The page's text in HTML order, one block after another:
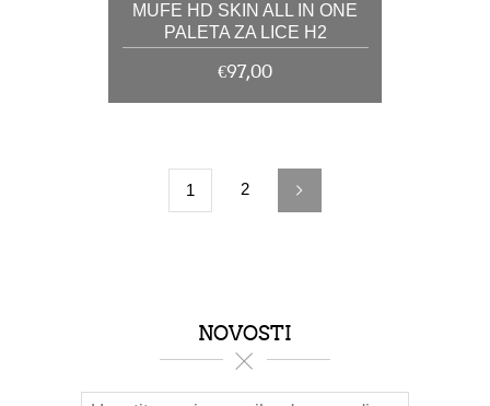
MUFE HD SKIN ALL IN ONE
PALETA ZA LICE H2
€97,00
1 2
NOVOSTI